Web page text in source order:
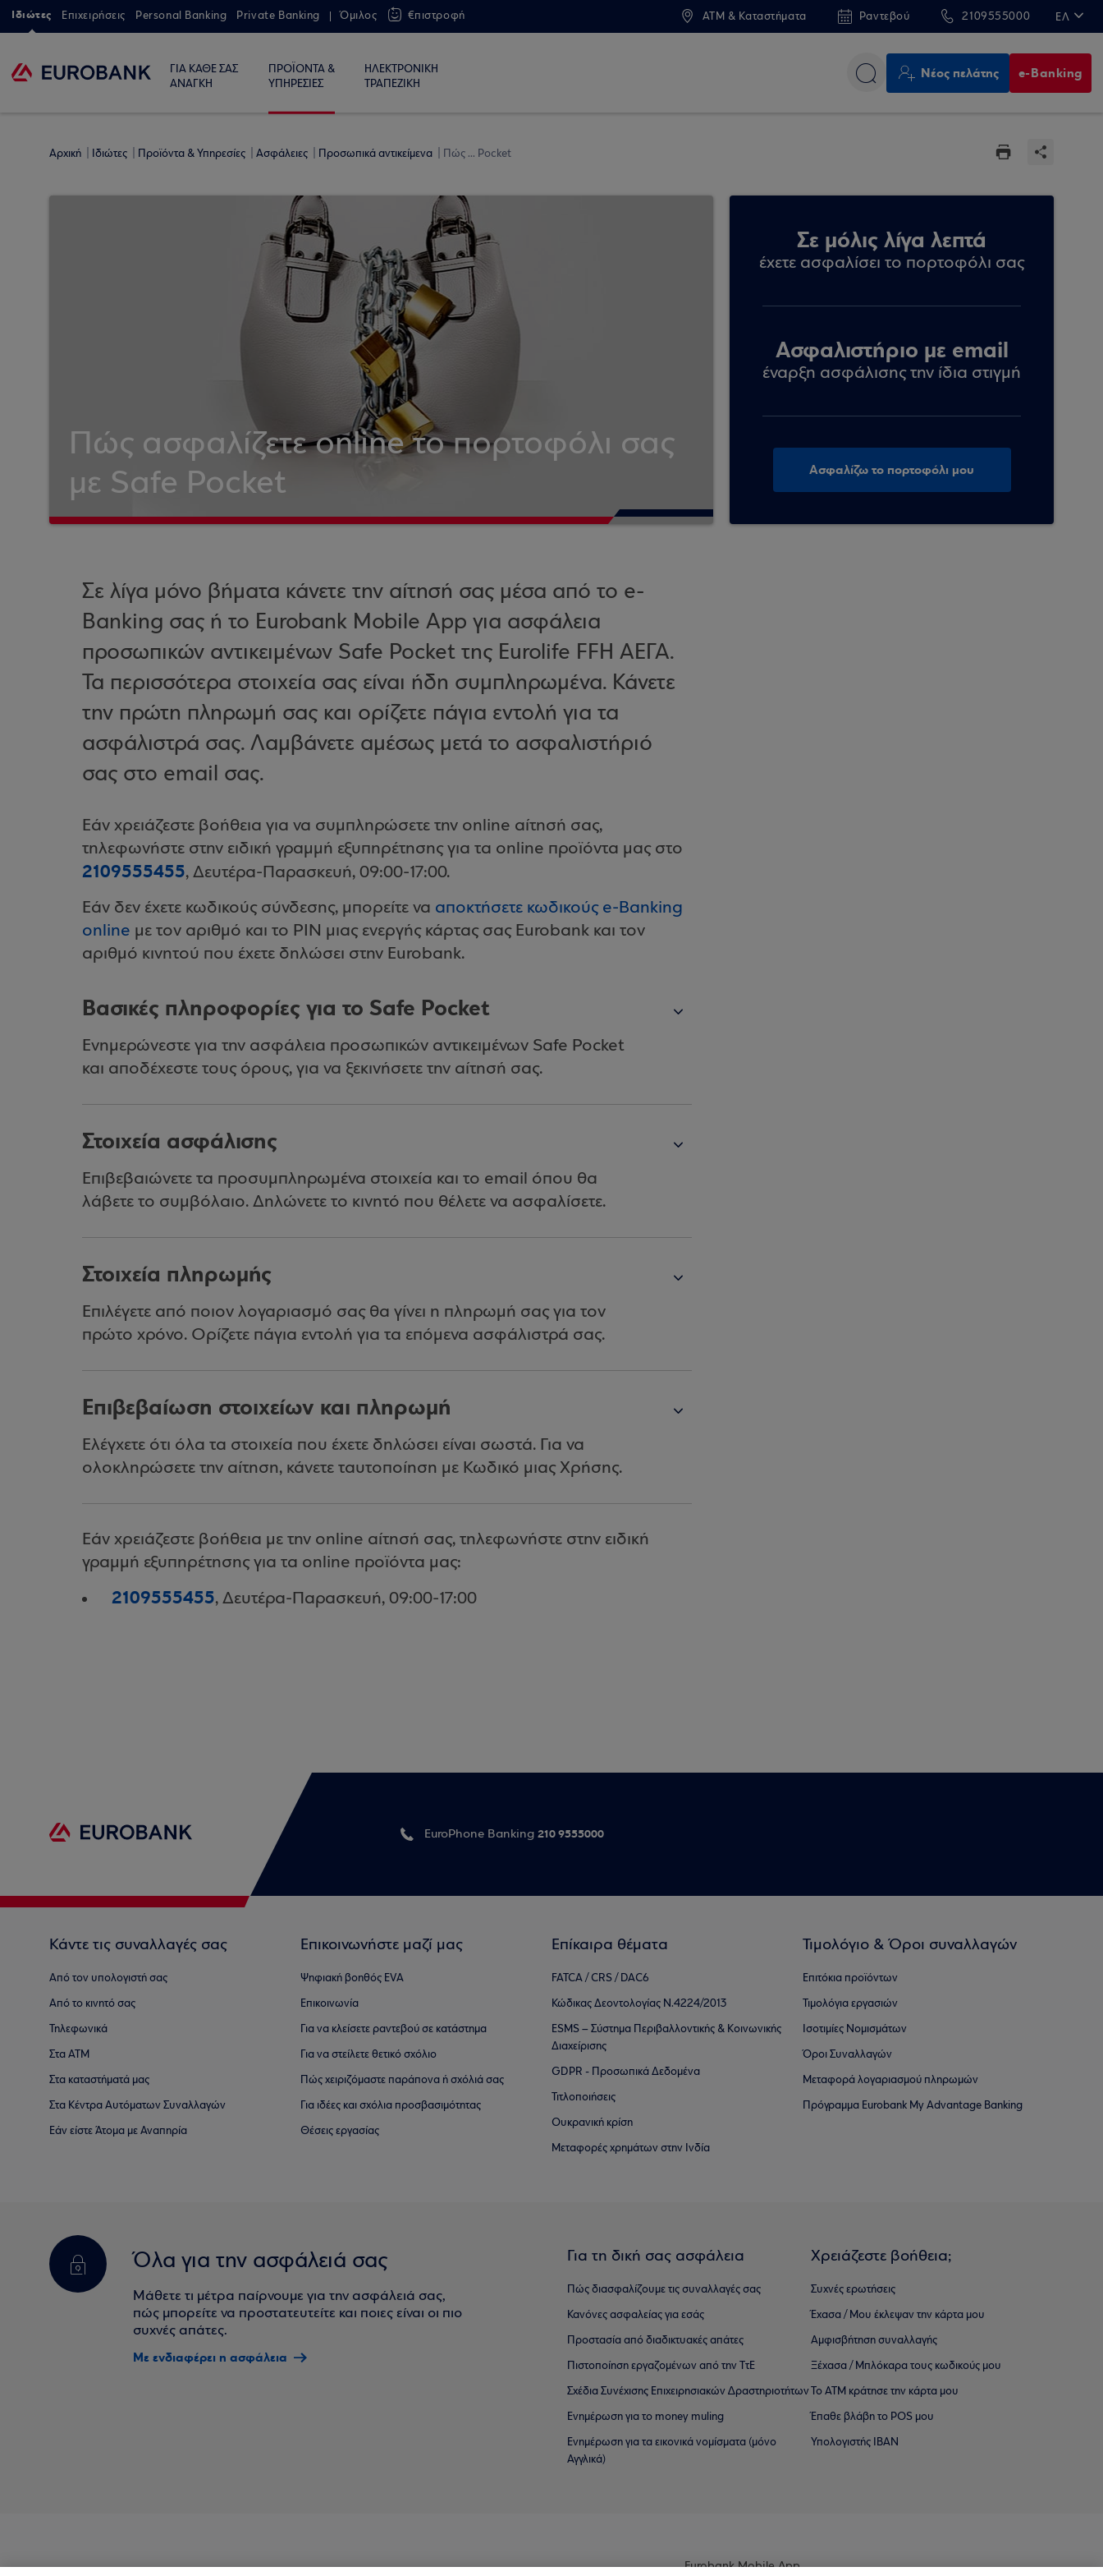
Ιδιώτες Επιχειρήσεις Personal Banking Private Banking Όμιλος €πιστροφή ATM & Καταστήματα Ραντεβού 2109555000 ΕΛ
ΓΙΑ ΚΑΘΕ ΣΑΣ
ΑΝΑΓΚΗ
ΠΡΟΪΟΝΤΑ &
ΥΠΗΡΕΣΙΕΣ
ΗΛΕΚΤΡΟΝΙΚΗ
ΤΡΑΠΕΖΙΚΗ
Νέος πελάτης e-Banking
Αρχική Ιδιώτες Προϊόντα & Υπηρεσίες Ασφάλειες Προσωπικά αντικείμενα Πώς ... Pocket
Πώς ασφαλίζετε online το πορτοφόλι σας
με Safe Pocket
Σε μόλις λίγα λεπτά
έχετε ασφαλίσει το πορτοφόλι σας
Ασφαλιστήριο με email
έναρξη ασφάλισης την ίδια στιγμή
Ασφαλίζω το πορτοφόλι μου
Σε λίγα μόνο βήματα κάνετε την αίτησή σας μέσα από το e-
Banking σας ή το Eurobank Mobile App για ασφάλεια
προσωπικών αντικειμένων Safe Pocket της Eurolife FFH ΑΕΓΑ.
Τα περισσότερα στοιχεία σας είναι ήδη συμπληρωμένα. Κάνετε
την πρώτη πληρωμή σας και ορίζετε πάγια εντολή για τα
ασφάλιστρά σας. Λαμβάνετε αμέσως μετά το ασφαλιστήριό
σας στο email σας.
Εάν χρειάζεστε βοήθεια για να συμπληρώσετε την online αίτησή σας,
τηλεφωνήστε στην ειδική γραμμή εξυπηρέτησης για τα online προϊόντα μας στο
2109555455, Δευτέρα-Παρασκευή, 09:00-17:00.
Εάν δεν έχετε κωδικούς σύνδεσης, μπορείτε να αποκτήσετε κωδικούς e-Banking
online με τον αριθμό και το PIN μιας ενεργής κάρτας σας Eurobank και τον
αριθμό κινητού που έχετε δηλώσει στην Eurobank.
Βασικές πληροφορίες για το Safe Pocket
Ενημερώνεστε για την ασφάλεια προσωπικών αντικειμένων Safe Pocket
και αποδέχεστε τους όρους, για να ξεκινήσετε την αίτησή σας.
Στοιχεία ασφάλισης
Επιβεβαιώνετε τα προσυμπληρωμένα στοιχεία και το email όπου θα
λάβετε το συμβόλαιο. Δηλώνετε το κινητό που θέλετε να ασφαλίσετε.
Στοιχεία πληρωμής
Επιλέγετε από ποιον λογαριασμό σας θα γίνει η πληρωμή σας για τον
πρώτο χρόνο. Ορίζετε πάγια εντολή για τα επόμενα ασφάλιστρά σας.
Επιβεβαίωση στοιχείων και πληρωμή
Ελέγχετε ότι όλα τα στοιχεία που έχετε δηλώσει είναι σωστά. Για να
ολοκληρώσετε την αίτηση, κάνετε ταυτοποίηση με Κωδικό μιας Χρήσης.
Εάν χρειάζεστε βοήθεια με την online αίτησή σας, τηλεφωνήστε στην ειδική
γραμμή εξυπηρέτησης για τα online προϊόντα μας:
2109555455, Δευτέρα-Παρασκευή, 09:00-17:00
EuroPhone Banking 210 9555000
Κάντε τις συναλλαγές σας
Από τον υπολογιστή σας
Από το κινητό σας
Τηλεφωνικά
Στα ΑΤΜ
Στα καταστήματά μας
Στα Κέντρα Αυτόματων Συναλλαγών
Εάν είστε Άτομα με Αναπηρία
Επικοινωνήστε μαζί μας
Ψηφιακή βοηθός EVA
Επικοινωνία
Για να κλείσετε ραντεβού σε κατάστημα
Για να στείλετε θετικό σχόλιο
Πώς χειριζόμαστε παράπονα ή σχόλιά σας
Για ιδέες και σχόλια προσβασιμότητας
Θέσεις εργασίας
Επίκαιρα θέματα
FATCA / CRS / DAC6
Κώδικας Δεοντολογίας Ν.4224/2013
ESMS – Σύστημα Περιβαλλοντικής & Κοινωνικής
Διαχείρισης
GDPR - Προσωπικά Δεδομένα
Τιτλοποιήσεις
Ουκρανική κρίση
Μεταφορές χρημάτων στην Ινδία
Τιμολόγιο & Όροι συναλλαγών
Επιτόκια προϊόντων
Τιμολόγια εργασιών
Ισοτιμίες Νομισμάτων
Όροι Συναλλαγών
Μεταφορά λογαριασμού πληρωμών
Πρόγραμμα Eurobank My Advantage Banking
Όλα για την ασφάλειά σας
Μάθετε τι μέτρα παίρνουμε για την ασφάλειά σας,
πώς μπορείτε να προστατευτείτε και ποιες είναι οι πιο
συχνές απάτες.
Με ενδιαφέρει η ασφάλεια
Για τη δική σας ασφάλεια
Πώς διασφαλίζουμε τις συναλλαγές σας
Κανόνες ασφαλείας για εσάς
Προστασία από διαδικτυακές απάτες
Πιστοποίηση εργαζομένων από την ΤτΕ
Σχέδια Συνέχισης Επιχειρησιακών ∆ραστηριοτήτων
Ενημέρωση για το money muling
Ενημέρωση για τα εικονικά νομίσματα (μόνο
Αγγλικά)
Χρειάζεστε βοήθεια;
Συχνές ερωτήσεις
Έχασα / Μου έκλεψαν την κάρτα μου
Αμφισβήτηση συναλλαγής
Ξέχασα / Μπλόκαρα τους κωδικούς μου
Το ΑΤΜ κράτησε την κάρτα μου
Έπαθε βλάβη το POS μου
Υπολογιστής IBAN
Eurobank Mobile App